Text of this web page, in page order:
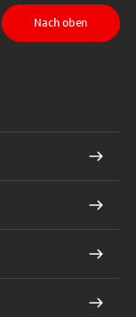
Nach oben